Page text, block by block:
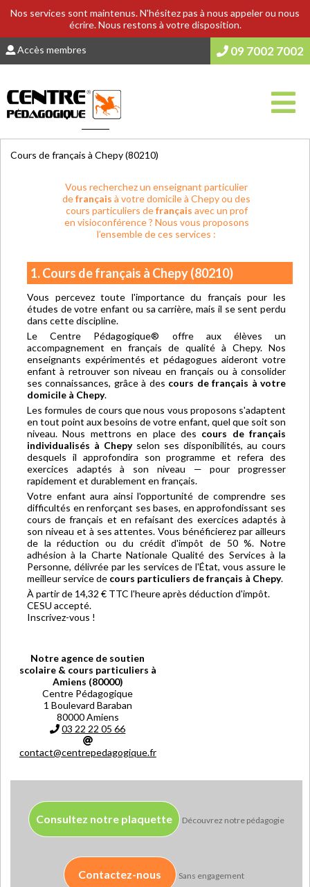
Nos services sont maintenus. N'hésitez pas à nous appeler ou nous
écrire. Nous restons à votre disposition.
Accès membres 09 7002 7002
Cours de français à Chepy (80210)
Vous recherchez un enseignant particulier
defrançais à votre domicile à Chepy ou des
cours particuliers defrançais avec un prof
en visioconférence ? Nous vous proposons
l’ensemble de ces services :
1. Cours de français à Chepy (80210)
Vous percevez toute l'importance du français pour les
études de votre enfant ou sa carrière, mais il se sent perdu
dans cette discipline.
Le Centre Pédagogique® offre aux élèves un
accompagnement en français de qualité à Chepy. Nos
enseignants expérimentés et pédagogues aideront votre
enfant à retrouver son niveau en français ou à consolider
ses connaissances, grâce à des cours de français à votre
domicile à Chepy.
Les formules de cours que nous vous proposons s'adaptent
en tout point aux besoins de votre enfant, quel que soit son
niveau. Nous mettrons en place des cours de français
individualisés à Chepyselon ses disponibilités, au cours
desquels il approfondira son programme et refera des
exercices adaptés à son niveau — pour progresser
rapidement et durablement en français.
Votre enfant aura ainsi l'opportunité de comprendre ses
difficultés en renforçant ses bases, en approfondissant ses
cours de français et en refaisant des exercices adaptés à
son niveau et à ses attentes. Vous bénéficierez par ailleurs
de la réduction ou du crédit d'impôt de 50 %. Notre
adhésion à la Charte Nationale Qualité des Services à la
Personne, délivrée par les services de l'État, vous assure le
meilleur service de cours particuliers de français à Chepy.
À partir de 14,32 € TTC l'heure après déduction d'impôt.
CESU accepté.
Inscrivez-vous !
Notre agence de soutien
scolaire & cours particuliers à
Amiens (80000)
Centre Pédagogique
1 Boulevard Baraban
80000 Amiens
03 22 22 05 66
contact@centrepedagogique.fr
Consultez notre plaquette Découvrez notre pédagogie
Contactez-nous Sans engagement